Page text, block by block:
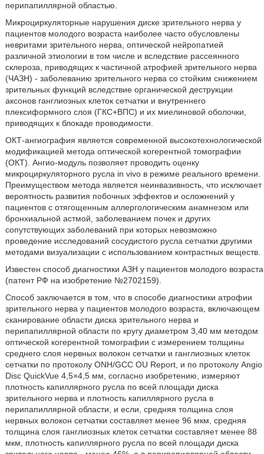
перипапиллярной областью.
Микроциркуляторные нарушения диске зрительного нерва у
пациентов молодого возраста наиболее часто обусловлены
невритами зрительного нерва, оптической нейропатией
различной этиологии в том числе и вследствие рассеянного
склероза, приводящих к частичной атрофией зрительного нерва
(ЧАЗН) - заболеванию зрительного нерва со стойким снижением
зрительных функций вследствие органической деструкции
аксонов ганглиозных клеток сетчатки и внутреннего
плексиформного слоя (ГКС+ВПС) и их миелиновой оболочки,
приводящих к блокаде проводимости.
ОКТ-ангиография является современной высокотехнологической
модификацией метода оптической когерентной томографии
(ОКТ). Ангио-модуль позволяет проводить оценку
микроциркуляторного русла in vivo в режиме реального времени.
Преимуществом метода является неинвазивность, что исключает
вероятность развития побочных эффектов и осложнений у
пациентов с отягощенным аллергологическим анамнезом или
бронхиальной астмой, заболеванием почек и других
сопутствующих заболеваний при которых невозможно
проведение исследований сосудистого русла сетчатки другими
методами визуализации с использованием контрастных веществ.
Известен способ диагностики АЗН у пациентов молодого возраста
(патент РФ на изобретение №2702159).
Способ заключается в том, что в способе диагностики атрофии
зрительного нерва у пациентов молодого возраста, включающем
сканирование области диска зрительного нерва и
перипапиллярной области по кругу диаметром 3,40 мм методом
оптической когерентной томографии с измерением толщины
среднего слоя нервных волокон сетчатки и ганглиозных клеток
сетчатки по протоколу ONH/GCC OU Report, и по протоколу Angio
Disc QuickVue 4,5×4,5 мм, согласно изобретению, измеряют
плотность капиллярного русла по всей площади диска
зрительного нерва и плотность капиллярного русла в
перипапиллярной области, и если, средняя толщина слоя
нервных волокон сетчатки составляет менее 96 мкм, средняя
толщина слоя ганглиозных клеток сетчатки составляет менее 88
мкм, плотность капиллярного русла по всей площади диска